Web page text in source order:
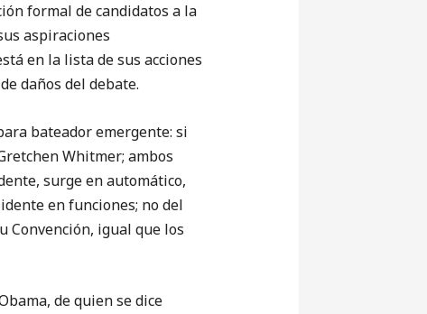
formal de candidatos a la
aspiraciones
en la lista de sus acciones
daños del debate.
bateador emergente: si
Whitmer; ambos
surge en automático,
en funciones; no del
Convención, igual que los
de quien se dice